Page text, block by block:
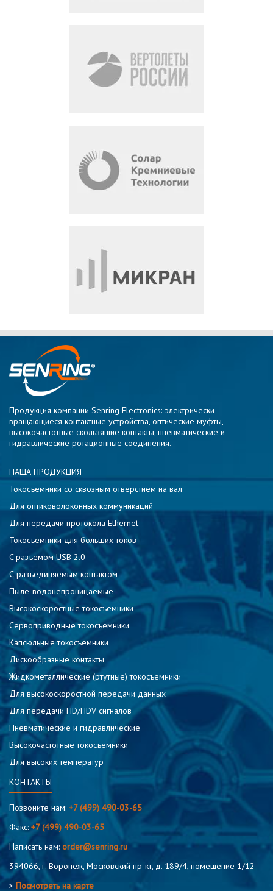
Продукция компании Senring Electronics: электрически
вращающиеся контактные устройства, оптические муфты,
высокочастотные скользящие контакты, пневматические и
гидравлические ротационные соединения.
НАША ПРОДУКЦИЯ
Токосъемники со сквозным отверстием на вал
Для оптиковолоконных коммуникаций
Для передачи протокола Ethernet
Токосъемники для больших токов
C разъемом USB 2.0
С разъединяемым контактом
Пыле-водонепроницаемые
Высокоскоростные токосъемники
Сервоприводные токосъемники
Капсюльные токосъемники
Дискообразные контакты
Жидкометаллические (ртутные) токосъемники
Для высокоскоростной передачи данных
Для передачи HD/HDV сигналов
Пневматические и гидравлические
Высокочастотные токосъемники
Для высоких температур
КОНТАКТЫ
Позвоните нам: +7 (499) 490-03-65
Факс:+7 (499) 490-03-65
Написать нам: order@senring.ru
394066, г. Воронеж, Московский пр-кт, д. 189/4, помещение 1/12
> Посмотреть на карте